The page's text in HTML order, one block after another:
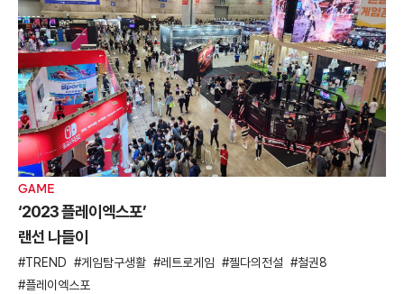
GAME
‘2023 플레이엑스포’
랜선 나들이
TREND 게임탐구생활 레트로게임 젤다의전설
철권8
플레이엑스포